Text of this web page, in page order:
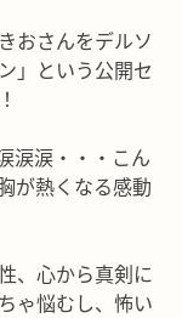
おさんをデルソ
」という公開セ
涙涙・・・こん
が熱くなる感動
、心から真剣に
ゃ悩むし、怖い